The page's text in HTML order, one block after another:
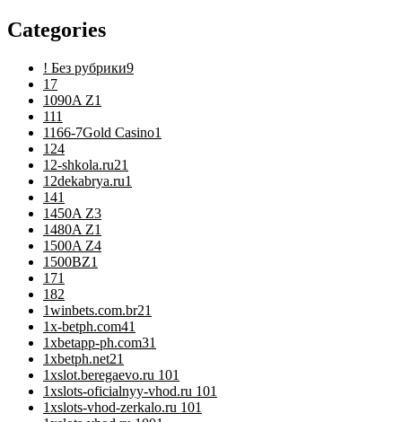
Categories
! Без рубрики9
1 7
1090A Z1
111
1166-7Gold Casino1
124
12-shkola.ru21
12dekabrya.ru1
141
1450A Z3
1480A Z1
1500A Z4
1500BZ1
171
182
1winbets.com.br21
1x-betph.com41
1xbetapp-ph.com31
1xbetph.net21
1xslot.beregaevo.ru 101
1xslots-oficialnyy-vhod.ru 101
1xslots-vhod-zerkalo.ru 101